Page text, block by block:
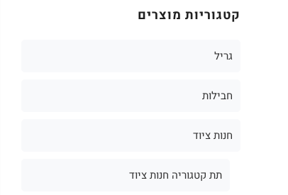
קטגוריות מוצרים
גריל
חבילות
חנות ציוד
תת קטגוריה חנות ציוד